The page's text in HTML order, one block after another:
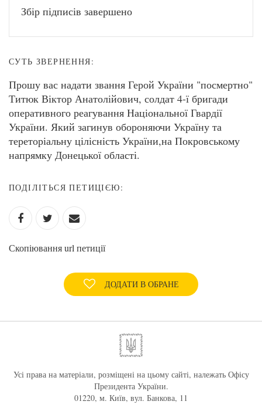
Збір підписів завершено
СУТЬ ЗВЕРНЕННЯ:
Прошу вас надати звання Герой України "посмертно"
Титюк Віктор Анатолійович, солдат 4-ї бригади
оперативного реагування Національної Гвардії
України. Який загинув обороняючи Україну та
тереторіальну цілісність України,на Покровському
напрямку Донецької області.
ПОДІЛІТЬСЯ ПЕТИЦІЄЮ:
Скопіювання url петиції
ДОДАТИ В ОБРАНЕ
Усі права на матеріали, розміщені на цьому сайті, належать Офісу
Президента України.
01220, м. Київ, вул. Банкова, 11